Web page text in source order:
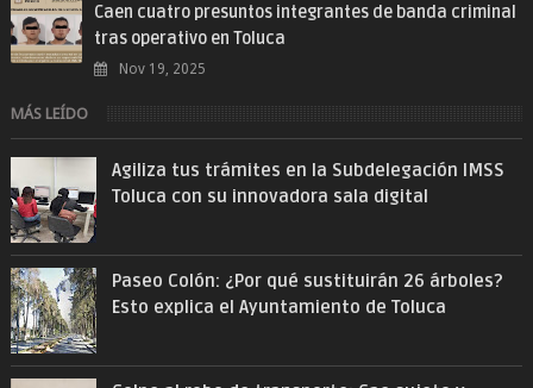
Caen cuatro presuntos integrantes de banda criminal
tras operativo en Toluca
Nov 19, 2025
MÁS LEÍDO
Agiliza tus trámites en la Subdelegación IMSS
Toluca con su innovadora sala digital
Paseo Colón: ¿Por qué sustituirán 26 árboles?
Esto explica el Ayuntamiento de Toluca